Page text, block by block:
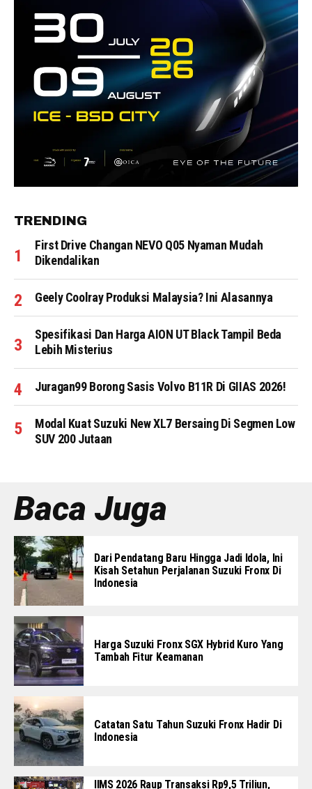
TRENDING
First Drive Changan NEVO Q05 Nyaman Mudah
Dikendalikan
Geely Coolray Produksi Malaysia? Ini Alasannya
Spesifikasi Dan Harga AION UT Black Tampil Beda
Lebih Misterius
Juragan99 Borong Sasis Volvo B11R Di GIIAS 2026!
Modal Kuat Suzuki New XL7 Bersaing Di Segmen Low
SUV 200 Jutaan
Baca Juga
Dari Pendatang Baru Hingga Jadi Idola, Ini
Kisah Setahun Perjalanan Suzuki Fronx Di
Indonesia
Harga Suzuki Fronx SGX Hybrid Kuro Yang
Tambah Fitur Keamanan
Catatan Satu Tahun Suzuki Fronx Hadir Di
Indonesia
IIMS 2026 Raup Transaksi Rp9,5 Triliun,